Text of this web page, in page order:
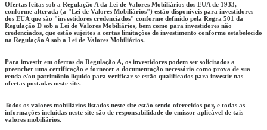
Ofertas feitas sob a Regulação A da Lei de Valores Mobiliários dos EUA de 1933,
conforme alterada (a "Lei de Valores Mobiliários") estão disponíveis para investidores
dos EUA que são "investidores credenciados" conforme definido pela Regra 501 da
Regulação D sob a Lei de Valores Mobiliários, bem como para investidores não
credenciados, que estão sujeitos a certas limitações de investimento conforme estabelecido
na Regulação A sob a Lei de Valores Mobiliários.
Para investir em ofertas da Regulação A, os investidores podem ser solicitados a
preencher uma certificação e fornecer a documentação necessária como prova de sua
renda e/ou patrimônio líquido para verificar se estão qualificados para investir nas
ofertas postadas neste site.
Todos os valores mobiliários listados neste site estão sendo oferecidos por, e todas as
informações incluídas neste site são de responsabilidade do emissor aplicável de tais
valores mobiliários.